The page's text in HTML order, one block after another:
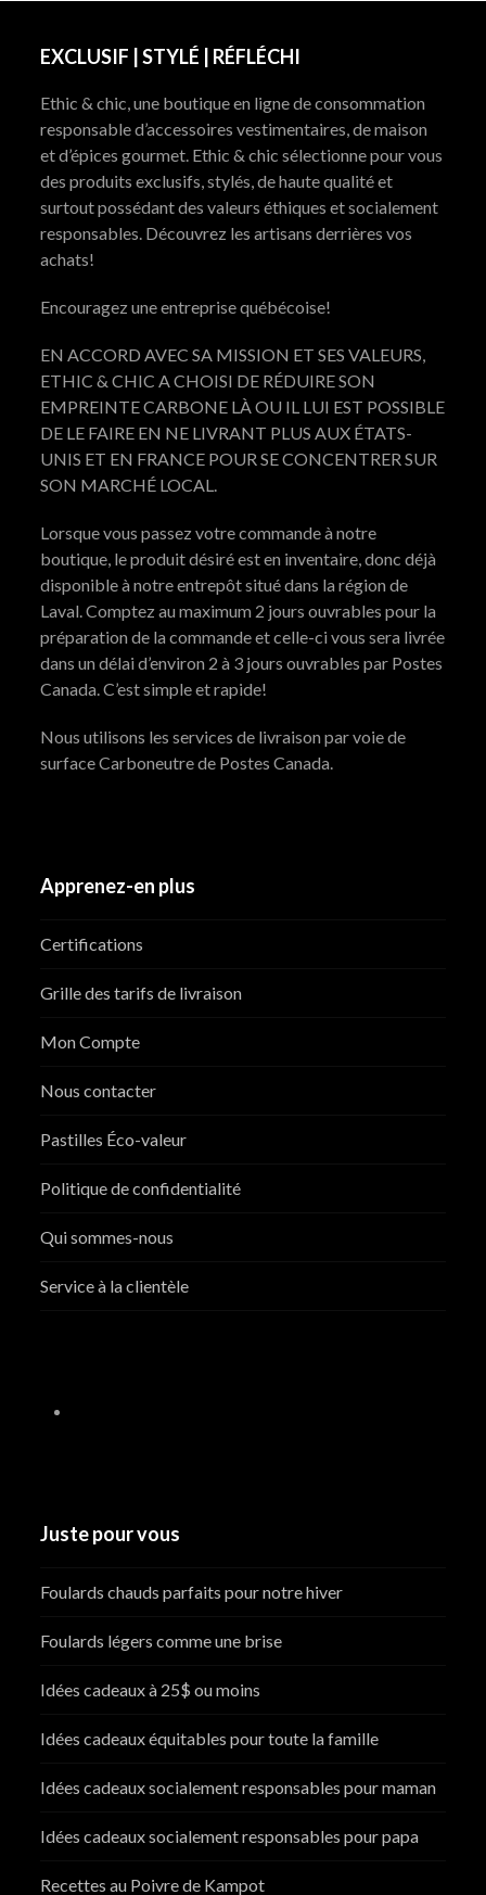
EXCLUSIF | STYLÉ | RÉFLÉCHI
Ethic & chic, une boutique en ligne de consommation
responsable d’accessoires vestimentaires, de maison
et d’épices gourmet. Ethic & chic sélectionne pour vous
des produits exclusifs, stylés, de haute qualité et
surtout possédant des valeurs éthiques et socialement
responsables. Découvrez les artisans derrières vos
achats!
Encouragez une entreprise québécoise!
EN ACCORD AVEC SA MISSION ET SES VALEURS,
ETHIC & CHIC A CHOISI DE RÉDUIRE SON
EMPREINTE CARBONE LÀ OU IL LUI EST POSSIBLE
DE LE FAIRE EN NE LIVRANT PLUS AUX ÉTATS-
UNIS ET EN FRANCE POUR SE CONCENTRER SUR
SON MARCHÉ LOCAL.
Lorsque vous passez votre commande à notre
boutique, le produit désiré est en inventaire, donc déjà
disponible à notre entrepôt situé dans la région de
Laval. Comptez au maximum 2 jours ouvrables pour la
préparation de la commande et celle-ci vous sera livrée
dans un délai d’environ 2 à 3 jours ouvrables par Postes
Canada. C’est simple et rapide!
Nous utilisons les services de livraison par voie de
surface Carboneutre de Postes Canada.
Apprenez-en plus
Certifications
Grille des tarifs de livraison
Mon Compte
Nous contacter
Pastilles Éco-valeur
Politique de confidentialité
Qui sommes-nous
Service à la clientèle
Juste pour vous
Foulards chauds parfaits pour notre hiver
Foulards légers comme une brise
Idées cadeaux à 25$ ou moins
Idées cadeaux équitables pour toute la famille
Idées cadeaux socialement responsables pour maman
Idées cadeaux socialement responsables pour papa
Recettes au Poivre de Kampot